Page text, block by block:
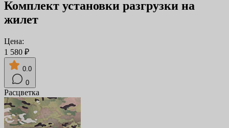
Комплект установки разгрузки на
жилет
Цена:
1 580 ₽
0.0
0
Расцветка